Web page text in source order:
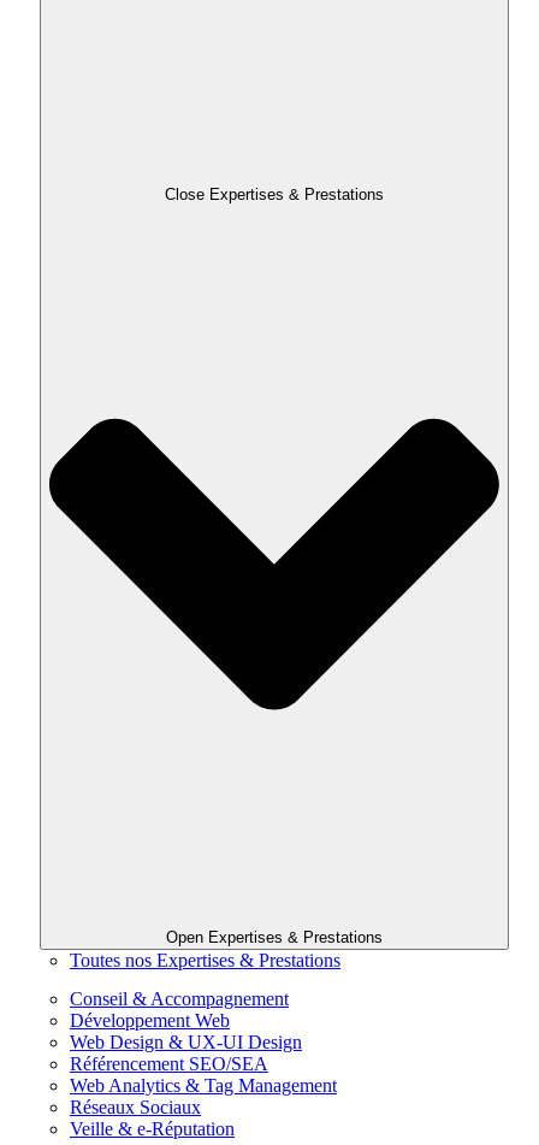
Close Expertises & Prestations
Open Expertises & Prestations
Toutes nos Expertises & Prestations
Conseil & Accompagnement
Développement Web
Web Design & UX-UI Design
Référencement SEO/SEA
Web Analytics & Tag Management
Réseaux Sociaux
Veille & e-Réputation